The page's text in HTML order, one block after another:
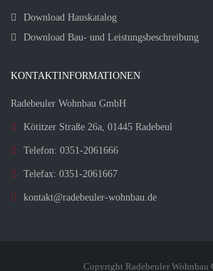
Download Hauskatalog
Download Bau- und Leistungsbeschreibung
KONTAKTINFORMATIONEN
Radebeuler Wohnbau GmbH
Kötitzer Straße 26a, 01445 Radebeul
Telefon: 0351-2061666
Telefax: 0351-2061667
kontakt@radebeuler-wohnbau.de
Copyright Radebeuler Wohnbau